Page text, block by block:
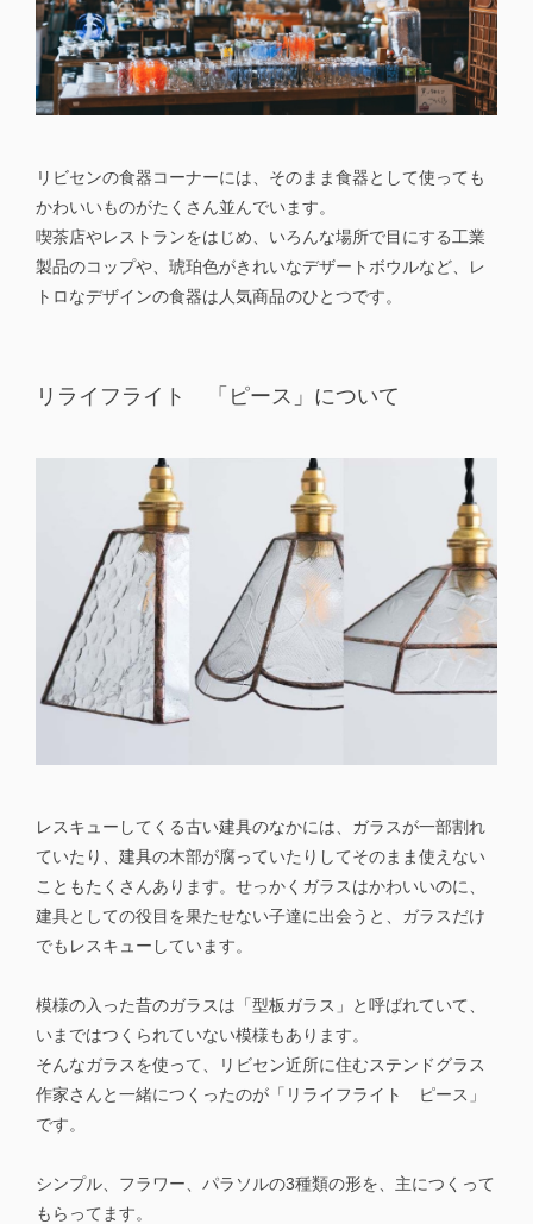
リビセンの食器コーナーには、そのまま食器として使っても
かわいいものがたくさん並んでいます。
喫茶店やレストランをはじめ、いろんな場所で目にする工業
製品のコップや、琥珀色がきれいなデザートボウルなど、レ
トロなデザインの食器は人気商品のひとつです。
リライフライト 「ピース」について
レスキューしてくる古い建具のなかには、ガラスが一部割れ
ていたり、建具の木部が腐っていたりしてそのまま使えない
こともたくさんあります。せっかくガラスはかわいいのに、
建具としての役目を果たせない子達に出会うと、ガラスだけ
でもレスキューしています。
模様の入った昔のガラスは「型板ガラス」と呼ばれていて、
いまではつくられていない模様もあります。
そんなガラスを使って、リビセン近所に住むステンドグラス
作家さんと一緒につくったのが「リライフライト ピース」
です。
シンプル、フラワー、パラソルの3種類の形を、主につくって
もらってます。